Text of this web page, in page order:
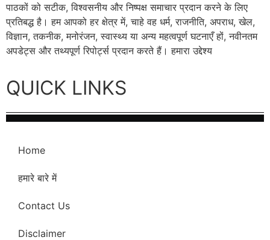
पाठकों को सटीक, विश्वसनीय और निष्पक्ष समाचार प्रदान करने के लिए
प्रतिबद्ध है। हम आपको हर क्षेत्र में, चाहे वह धर्म, राजनीति, अपराध, खेल,
विज्ञान, तकनीक, मनोरंजन, स्वास्थ्य या अन्य महत्वपूर्ण घटनाएँ हों, नवीनतम
अपडेट्स और तथ्यपूर्ण रिपोर्ट्स प्रदान करते हैं। हमारा उद्देश्य
QUICK LINKS
Home
हमारे बारे में
Contact Us
Disclaimer